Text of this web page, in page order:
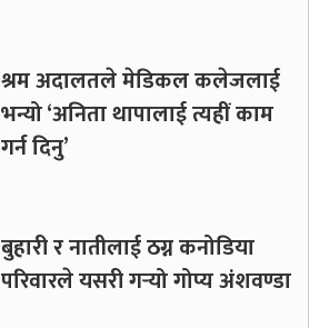
श्रम अदालतले मेडिकल कलेजलाई
भन्यो ‘अनिता थापालाई त्यहीं काम
गर्न दिनु’
बुहारी र नातीलाई ठग्न कनोडिया
परिवारले यसरी गर्‍यो गोप्य अंशवण्डा